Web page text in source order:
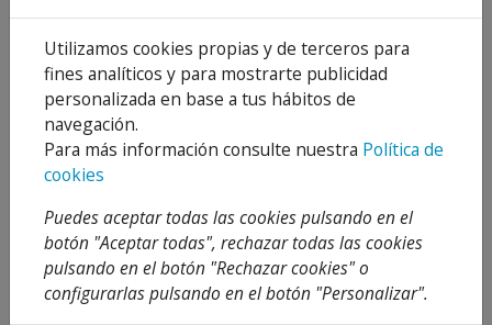
Descripción
Detalles
Adjuntos
Pieza de PP, regulable en altura, que permite
instalar tuberías y/o accesorios sin taladrar el
depósito. Se instala en tapones con rosca
hembra de 2" (bocas de Ø 72 mm). Idóneo
Utilizamos cookies propias y de terceros para
fines analíticos y para mostrarte publicidad
personalizada en base a tus hábitos de
navegación.
Para más información consulte nuestra Política de
cookies
Puedes aceptar todas las cookies pulsando en el
botón "Aceptar todas", rechazar todas las cookies
pulsando en el botón "Rechazar cookies" o
configurarlas pulsando en el botón "Personalizar".